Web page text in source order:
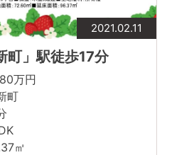
2021.02.11
町」駅徒歩17分
万円
町
㎡